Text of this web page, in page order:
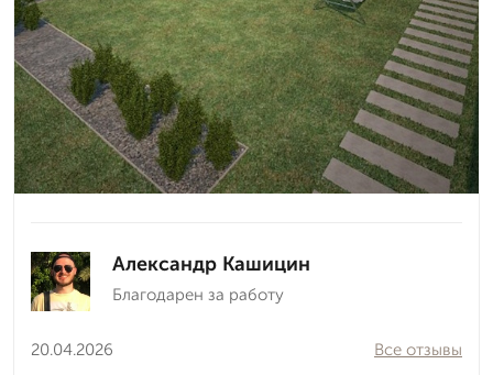
Александр Кашицин
Благодарен за работу
20.04.2026
Все отзывы